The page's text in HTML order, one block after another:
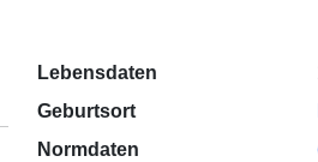
Lebensdaten
Geburtsort
Normdaten